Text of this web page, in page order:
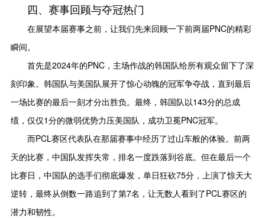
四、赛事回顾与夺冠热门
在展望本届赛事之前，让我们先来回顾一下前两届PNC的精彩
瞬间。
首先是2024年的PNC，主场作战的韩国队给所有观众留下了深
刻印象。韩国队与美国队展开了惊心动魄的冠军争夺战，直到最后
一场比赛的最后一刻才分出胜负。最终，韩国队以143分的总成
绩，仅仅1分的微弱优势力压美国队，成功卫冕PNC冠军。
而PCL赛区代表队在那届赛事中经历了过山车般的体验。前两
天的比赛，中国队发挥失常，排名一度跌落到谷底。但在最后一个
比赛日，中国队的选手们彻底爆发，单日狂砍75分，上演了惊天大
逆转，最终从倒数一路追到了第7名，让无数人看到了PCL赛区的
潜力和韧性。